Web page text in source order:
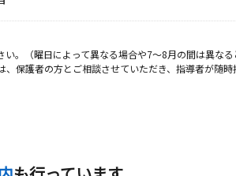
（曜日によって異なる場合や7～8月の間は異なる
保護者の方とご相談させていただき、指導者が随時